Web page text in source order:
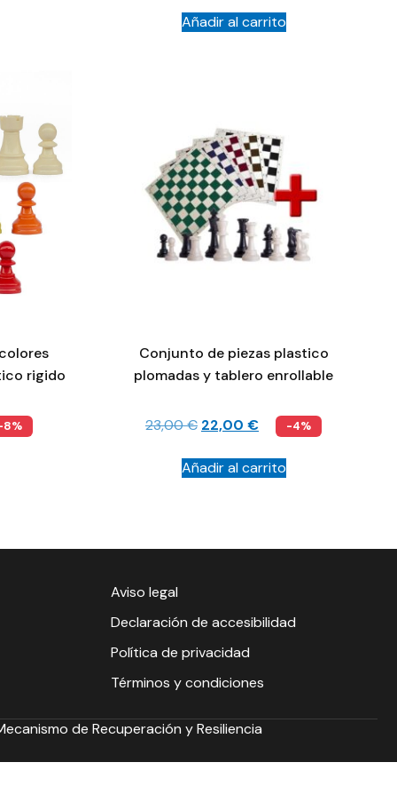
Añadir al carrito
rigido
8%
Conjunto de piezas plastico
plomadas y tablero enrollable
23,00€ 22,00 € -4%
Añadir al carrito
Aviso legal
Declaración de accesibilidad
Política de privacidad
Términos y condiciones
de Recuperación y Resiliencia